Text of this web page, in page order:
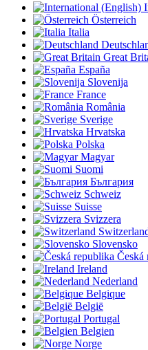
Österreich
Italia
Great
España
Slovenija
France
România
Sverige
Hrvatska
Polska
Magyar
Suomi
България
Schweiz
Suisse
Svizzera
Slovensko
Česká
Ireland
Nederland
Belgique
België
Portugal
Belgien
Norge